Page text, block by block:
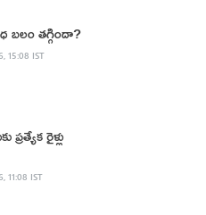
తగ్గిందా?
15:08 IST
ప్రత్యేక రైళ్లు
11:08 IST